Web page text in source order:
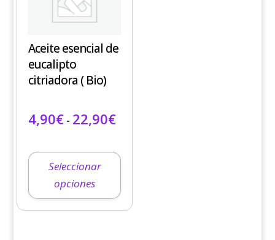
Aceite esencial de
eucalipto
citriadora ( Bio)
4,90€ - 22,90€Rango de precios: desde 4,90€
Seleccionar
opciones
múltiples
Las
opciones
se
elegir
página
producto